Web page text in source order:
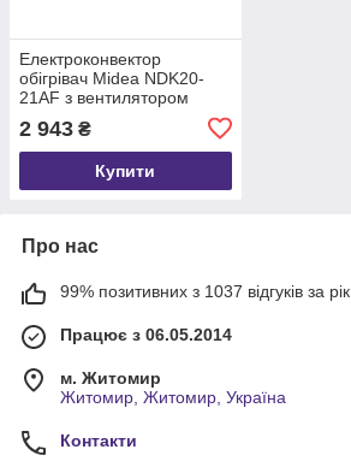
Електроконвектор
обігрівач Midea NDK20-
21AF з вентилятором
2 943 ₴
Купити
Про нас
99% позитивних з 1037 відгуків за рік
Працює з 06.05.2014
м. Житомир
Житомир, Житомир, Україна
Контакти